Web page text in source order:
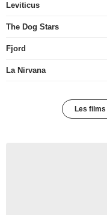
Leviticus
The Dog Stars
Fjord
La Nirvana
Les